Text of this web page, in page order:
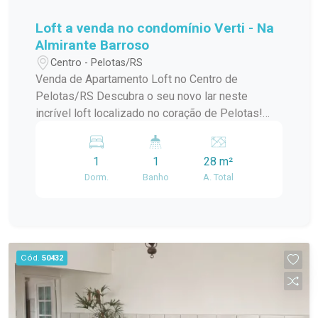
Loft a venda no condomínio Verti - Na
Almirante Barroso
Centro - Pelotas/RS
Venda de Apartamento Loft no Centro de
Pelotas/RS Descubra o seu novo lar neste
incrível loft localizado no coração de Pelotas!
construção, oferece o melhor da modernidade e
conforto, ideal para quem busca praticidade e
estilo de vida urbano. Com uma localização
entretenimento. O condomínio conta com uma
infraestrutura de lazer completa, perfeita para
relaxar e aproveitar momentos especiais com
amigos e familiares. O loft possui um design
1
Dorm.
1
Banho
28 m²
A. Total
Cód. 50432